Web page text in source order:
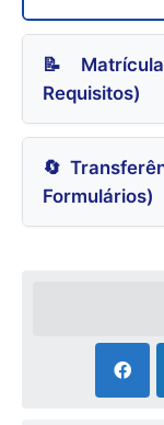
📝
Requisitos)
🔄
Formulários)